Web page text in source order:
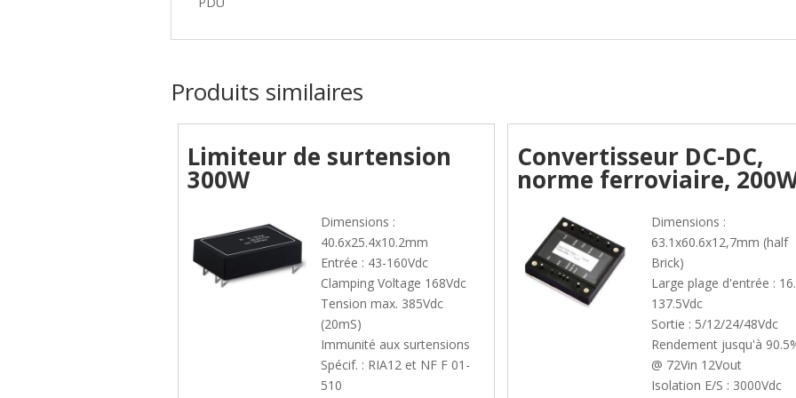
Produits similaires
Limiteur de surtension
300W
Dimensions :
40.6x25.4x10.2mm
Entrée : 43-160Vdc
Clamping Voltage 168Vdc
Tension max. 385Vdc
(20mS)
Immunité aux surtensions
Spécif. : RIA12 et NF F 01-
510
Convertisseur DC-DC,
norme ferroviaire,
Dimensions :
63.1x60.6x12,7mm (half
Brick)
Large plage d'entrée :
137.5Vdc
Sortie : 5/12/24/48Vdc
Rendement jusqu'à
@ 72Vin 12Vout
Isolation E/S : 3000Vdc